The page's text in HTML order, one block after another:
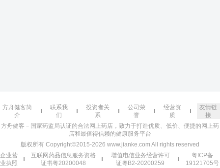
方舟健客简
介
联系我
们
投资者关
系
公司荣
誉
经营资
质
友情链
接
方舟健客－国家药监局认证的合法网上药店，致力于打造优质、低价、便捷的网上药
店和最值得信赖的健康服务平台
版权所有 Copyright©2015-2026 www.jianke.com All rights reserved
企业营
业执照
互联网药品信息服务资格
证书粤20200048
增值电信业务经营许可
证粤B2-20200259
粤ICP备
19121705号